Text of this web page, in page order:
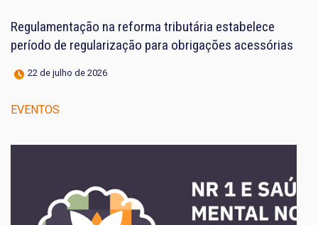
Regulamentação na reforma tributária estabelece
período de regularização para obrigações acessórias
22 de julho de 2026
EVENTOS